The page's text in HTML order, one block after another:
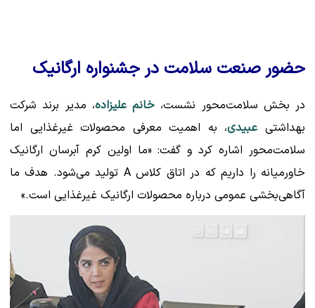
حضور صنعت سلامت در جشنواره ارگانیک
در بخش سلامت‌محور نشست، خانم علیزاده، مدیر برند شرکت
بهداشتی عبیدی، به اهمیت معرفی محصولات غیرغذایی اما
سلامت‌محور اشاره کرد و گفت: «ما اولین کرم آبرسان ارگانیک
خاورمیانه را داریم که در اتاق کلاس A تولید می‌شود. هدف ما
آگاهی‌بخشی عمومی درباره محصولات ارگانیک غیرغذایی است.»